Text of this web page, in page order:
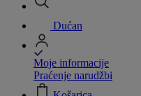
Dućan
Moje informacije
Praćenje narudžbi